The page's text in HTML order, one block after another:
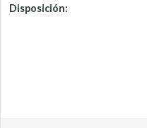
Disposición: